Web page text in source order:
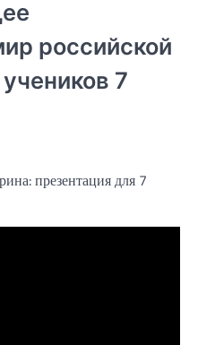
российской
7